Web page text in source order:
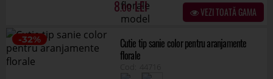
20.50
14.00
-17% Cutie tip hexagon pentru aranjamente florale